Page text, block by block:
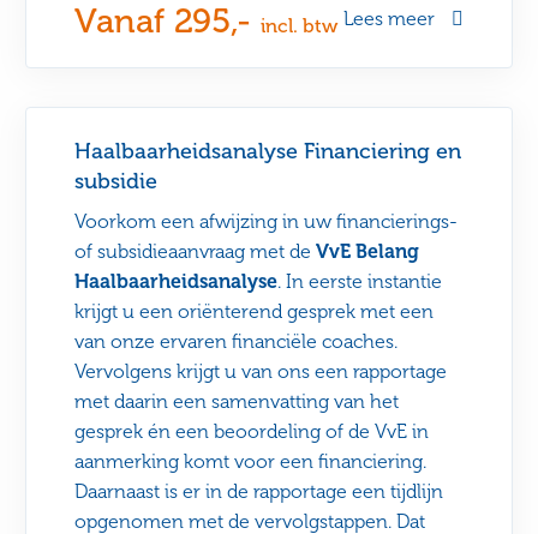
Vanaf 295,-incl. btw Lees meer
Haalbaarheidsanalyse Financiering en
subsidie
Voorkom een afwijzing in uw financierings-
of subsidieaanvraag met deVvE Belang
Haalbaarheidsanalyse. In eerste instantie
krijgt u een oriënterend gesprek met een
van onze ervaren financiële coaches.
Vervolgens krijgt u van ons een rapportage
met daarin een samenvatting van het
gesprek én een beoordeling of de VvE in
aanmerking komt voor een financiering.
Daarnaast is er in de rapportage een tijdlijn
opgenomen met de vervolgstappen. Dat